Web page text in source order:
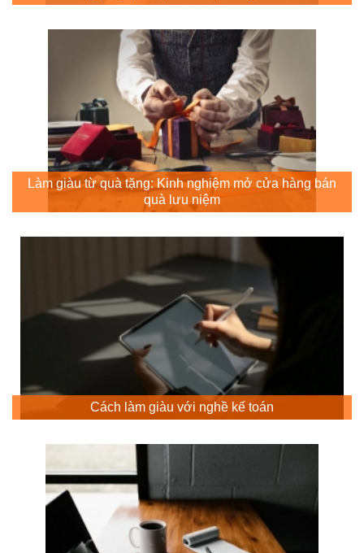
Làm giàu từ quà tặng: Kinh nghiệm mở cửa hàng bán
quà lưu niệm
Cách làm giàu với nghề kế toán